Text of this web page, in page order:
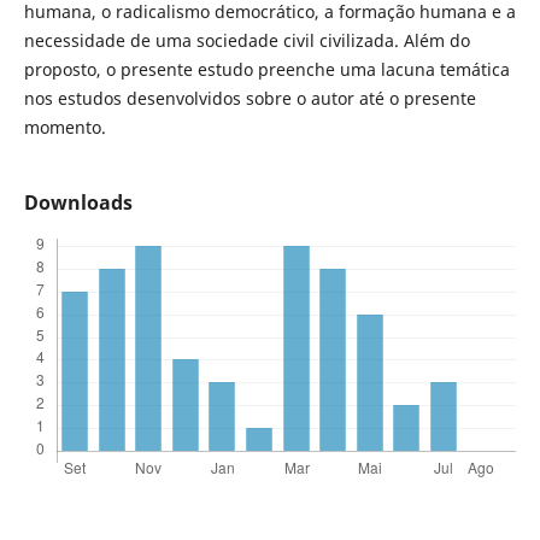
humana, o radicalismo democrático, a formação humana e a
necessidade de uma sociedade civil civilizada. Além do
proposto, o presente estudo preenche uma lacuna temática
nos estudos desenvolvidos sobre o autor até o presente
momento.
Downloads